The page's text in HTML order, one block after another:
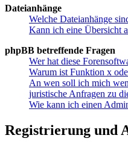
Dateianhänge
Welche Dateianhänge
Kann ich eine Übersicht
phpBB betreffende Fragen
Wer hat diese
Warum ist Funktion x
An wen soll ich mich
juristische Anfragen zu
Wie kann ich einen
Registrierung und